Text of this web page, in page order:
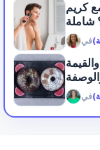
كريم
في
في